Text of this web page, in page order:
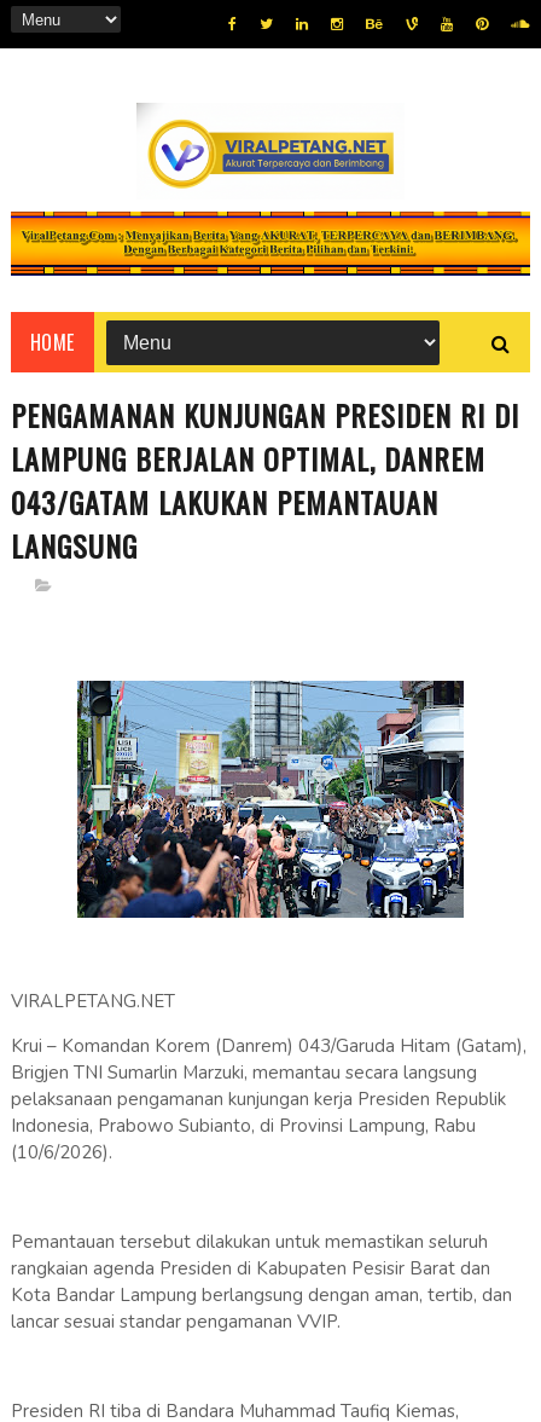
HOME
PENGAMANAN KUNJUNGAN PRESIDEN RI DI
LAMPUNG BERJALAN OPTIMAL, DANREM
043/GATAM LAKUKAN PEMANTAUAN
LANGSUNG
VIRALPETANG.NET
Krui – Komandan Korem (Danrem) 043/Garuda Hitam (Gatam),
Brigjen TNI Sumarlin Marzuki, memantau secara langsung
pelaksanaan pengamanan kunjungan kerja Presiden Republik
Indonesia, Prabowo Subianto, di Provinsi Lampung, Rabu
(10/6/2026).
Pemantauan tersebut dilakukan untuk memastikan seluruh
rangkaian agenda Presiden di Kabupaten Pesisir Barat dan
Kota Bandar Lampung berlangsung dengan aman, tertib, dan
lancar sesuai standar pengamanan VVIP.
Presiden RI tiba di Bandara Muhammad Taufiq Kiemas,